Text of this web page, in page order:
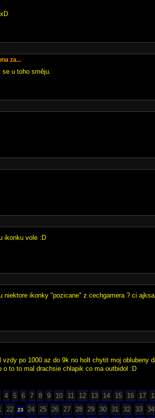
za...
u toho směju.
ikonku vole :D
niektore ikonky "pozicane" z cechgamera ? ci
vzdy po 1000 az do 9k no holt chytit moj oblubeny
o to to mal drachsie chlapik co ma outbidol :D
4 5 6 7 8 9 10 11 12 13 14 15 16 17
22 23 24 25 26 27 28 29 30 31 32 33 34